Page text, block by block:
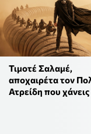
Τιμοτέ Σαλαμέ,
αποχαιρέτα τον
Ατρείδη που χάνεις